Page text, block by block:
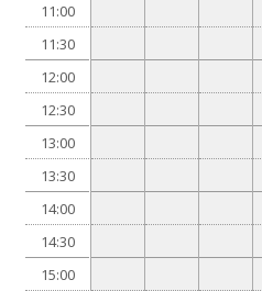
11:00
11:30
12:00
12:30
13:00
13:30
14:00
14:30
15:00